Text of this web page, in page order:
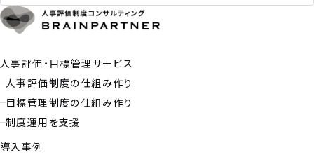
人事評価・目標管理サービス
人事評価制度の仕組み作り
目標管理制度の仕組み作り
制度運用を支援
導入事例